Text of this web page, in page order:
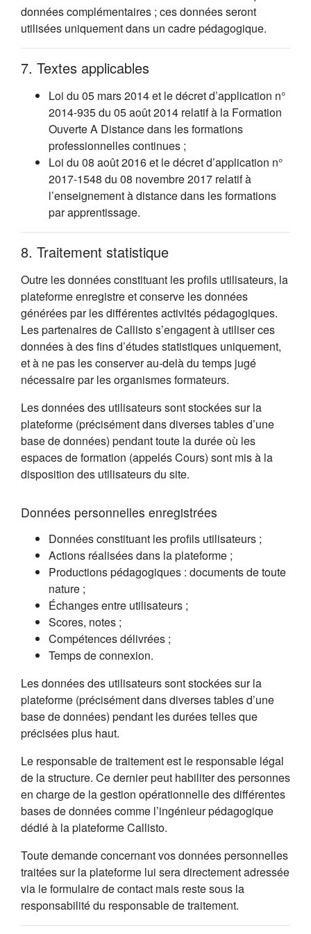
données complémentaires ; ces données seront
utilisées uniquement dans un cadre pédagogique.
7. Textes applicables
Loi du 05 mars 2014 et le décret d’application n°
2014-935 du 05 août 2014 relatif à la Formation
Ouverte A Distance dans les formations
professionnelles continues ;
Loi du 08 août 2016 et le décret d’application n°
2017-1548 du 08 novembre 2017 relatif à
l’enseignement à distance dans les formations
par apprentissage.
8. Traitement statistique
Outre les données constituant les profils utilisateurs, la
plateforme enregistre et conserve les données
générées par les différentes activités pédagogiques.
Les partenaires de Callisto s’engagent à utiliser ces
données à des fins d’études statistiques uniquement,
et à ne pas les conserver au-delà du temps jugé
nécessaire par les organismes formateurs.
Les données des utilisateurs sont stockées sur la
plateforme (précisément dans diverses tables d’une
base de données) pendant toute la durée où les
espaces de formation (appelés Cours) sont mis à la
disposition des utilisateurs du site.
Données personnelles enregistrées
Données constituant les profils utilisateurs ;
Actions réalisées dans la plateforme ;
Productions pédagogiques : documents de toute
nature ;
Échanges entre utilisateurs ;
Scores, notes ;
Compétences délivrées ;
Temps de connexion.
Les données des utilisateurs sont stockées sur la
plateforme (précisément dans diverses tables d’une
base de données) pendant les durées telles que
précisées plus haut.
Le responsable de traitement est le responsable légal
de la structure. Ce dernier peut habiliter des personnes
en charge de la gestion opérationnelle des différentes
bases de données comme l’ingénieur pédagogique
dédié à la plateforme Callisto.
Toute demande concernant vos données personnelles
traitées sur la plateforme lui sera directement adressée
via le formulaire de contact mais reste sous la
responsabilité du responsable de traitement.